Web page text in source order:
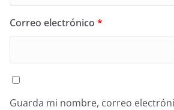
Correo electrónico *
Guarda mi nombre, correo